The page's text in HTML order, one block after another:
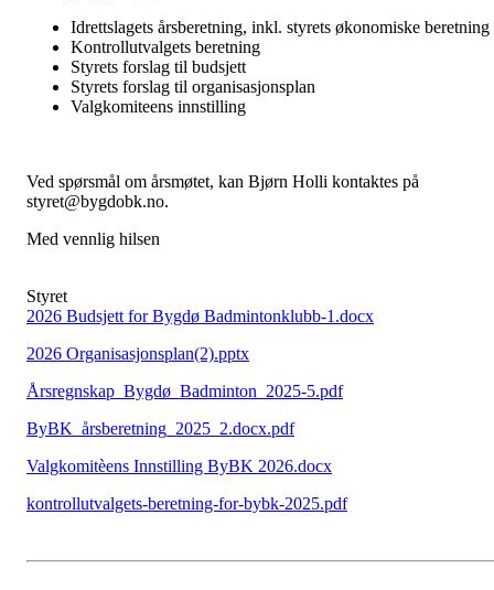
Idrettslagets årsberetning, inkl. styrets økonomiske beretning
Kontrollutvalgets beretning
Styrets forslag til budsjett
Styrets forslag til organisasjonsplan
Valgkomiteens innstilling
Ved spørsmål om årsmøtet, kan Bjørn Holli kontaktes på
styret@bygdobk.no.
Med vennlig hilsen
Styret
2026 Budsjett for Bygdø Badmintonklubb-1.docx
2026 Organisasjonsplan(2).pptx
Årsregnskap_Bygdø_Badminton_2025-5.pdf
ByBK_årsberetning_2025_2.docx.pdf
Valgkomitèens Innstilling ByBK 2026.docx
kontrollutvalgets-beretning-for-bybk-2025.pdf